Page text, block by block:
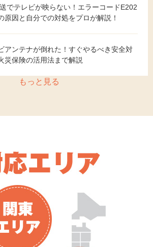
でテレビが映らない！エラーコードE202
原因と自分での対処をプロが解説！
アンテナが倒れた！すぐやるべき安全対
災保険の活用法まで解説
もっと見る